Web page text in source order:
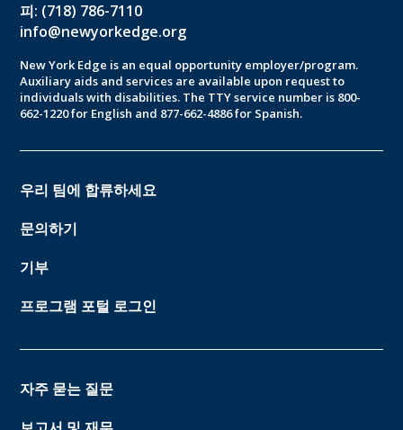
피: (718) 786-7110
info@newyorkedge.org
New York Edge is an equal opportunity employer/program.
Auxiliary aids and services are available upon request to
individuals with disabilities. The TTY service number is 800-
662-1220 for English and 877-662-4886 for Spanish.
우리 팀에 합류하세요
문의하기
기부
프로그램 포털 로그인
자주 묻는 질문